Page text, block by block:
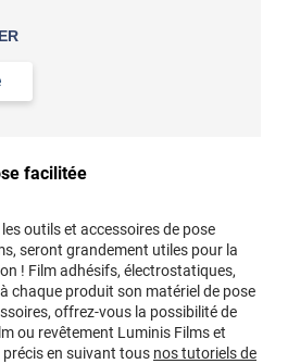
facilitée
outils et accessoires de pose
seront grandement utiles pour la
! Film adhésifs, électrostatiques,
chaque produit son matériel de pose
offrez-vous la possibilité de
ou revêtement Luminis Films et
en suivant tous nos tutoriels de